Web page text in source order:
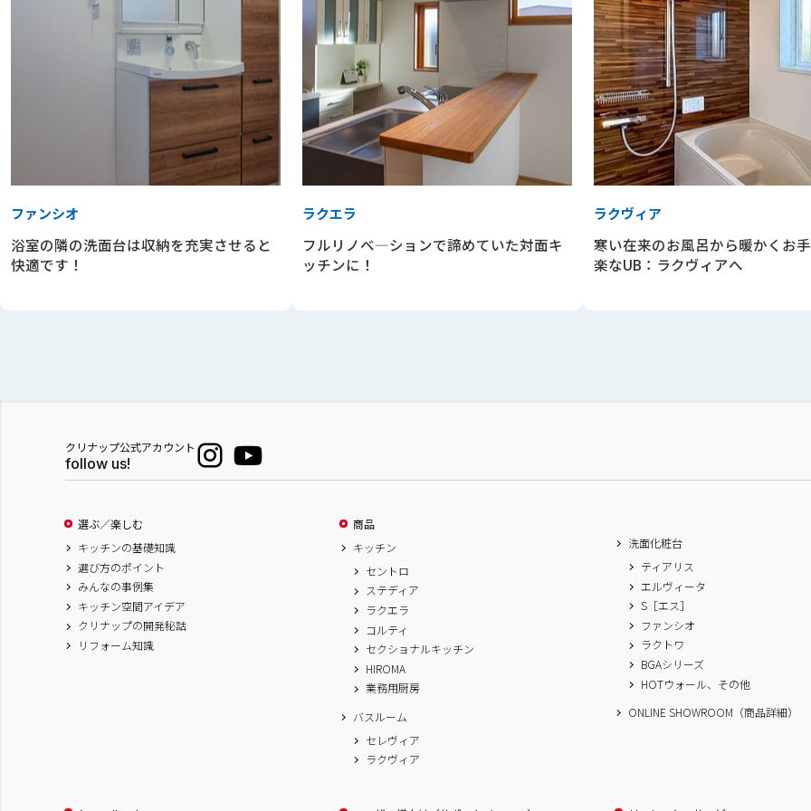
ファンシオ
浴室の隣の洗面台は収納を充実させると
快適です！
ラクエラ
フルリノベ―ションで諦めていた対面キ
ッチンに！
ラクヴィア
寒い在来のお風呂から暖かくお
楽なUB：ラクヴィアへ
クリナップ公式アカウント
follow us!
選ぶ／楽しむ
キッチンの基礎知識
選び方のポイント
みんなの事例集
キッチン空間アイデア
クリナップの開発秘話
リフォーム知識
商品
キッチン
セントロ
ステディア
ラクエラ
コルティ
セクショナルキッチン
HIROMA
業務用厨房
バスルーム
セレヴィア
ラクヴィア
洗面化粧台
ティアリス
エルヴィータ
S［エス］
ファンシオ
ラクトワ
BGAシリーズ
HOTウォール、その他
ONLINE SHOWROOM（商品詳細）